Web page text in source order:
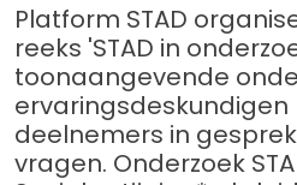
Platform STAD
reeks 'STAD in
toonaangevende
deelnemers in
vragen. Onderzoek